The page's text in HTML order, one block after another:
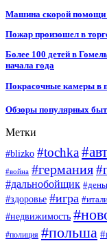
Машина скорой помощи
Пожар произошел в
Более 100 детей в
начала года
Покрасочные камеры в
Обзоры популярных
Метки
#blizko #tochka
#война #германия
#дальнобойщик
#здоровье #игра
#недвижимость
#полиция #польша